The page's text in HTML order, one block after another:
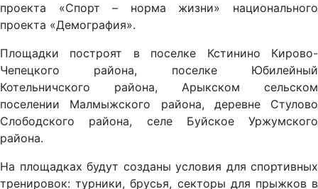
проекта «Спорт – норма жизни» национального
проекта «Демография».
Площадки построят в поселке Кстинино Кирово-
Чепецкого района, поселке Юбилейный
Котельничского района, Арыкском сельском
поселении Малмыжского района, деревне Стулово
Слободского района, селе Буйское Уржумского
района.
На площадках будут созданы условия для спортивных
тренировок: турники, брусья, секторы для прыжков в